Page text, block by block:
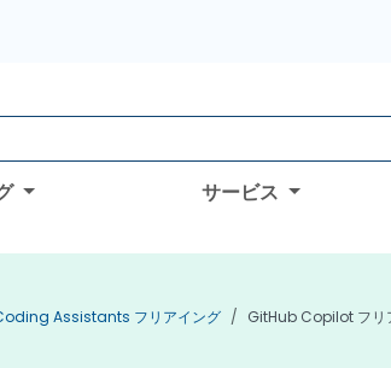
サービス
Assistants フリアイング GitHub Copilot フリ